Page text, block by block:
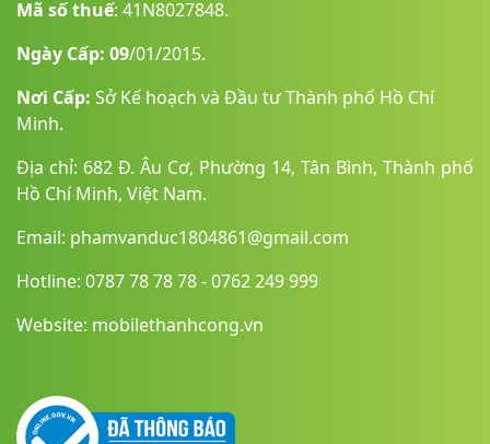
Mã số thuế: 41N8027848.
Ngày Cấp: 09/01/2015.
Nơi Cấp: Sở Kế hoạch và Đầu tư Thành phố Hồ Chí
Minh.
Địa chỉ: 682 Đ. Âu Cơ, Phường 14, Tân Bình, Thành phố
Hồ Chí Minh, Việt Nam.
Email: phamvanduc1804861@gmail.com
Hotline: 0787 78 78 78 - 0762 249 999
Website: mobilethanhcong.vn